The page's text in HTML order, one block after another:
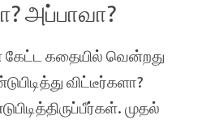
அப்பாவா?
கதையில் வென்றது
விட்டீர்களா?
முதல்